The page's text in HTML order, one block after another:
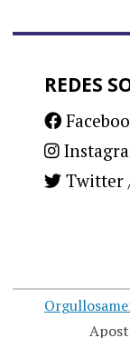
REDES
Twitter